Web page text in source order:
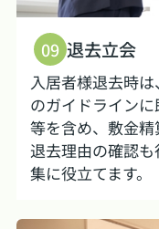
09 退去立会
入居者様退去時
のガイドライン
等を含め、敷金精
退去理由の確認
集に役立てます。